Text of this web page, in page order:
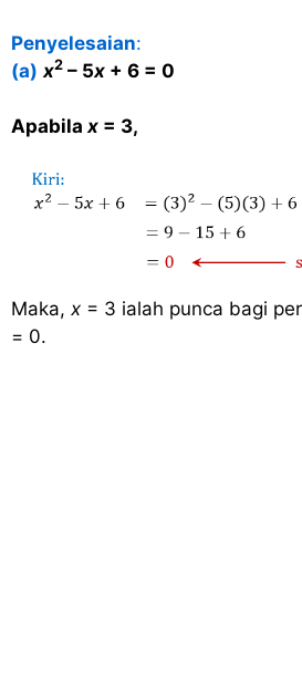
Penyelesaian:
(a) x2 – 5x + 6 = 0
Apabila x = 3,
Maka, x = 3 ialah punca bagi
= 0.